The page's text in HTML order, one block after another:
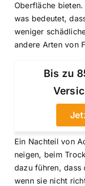
Oberfläche
was bedeutet,
weniger
andere Arten von
Bis zu
Ein Nachteil von
neigen, beim
dazu führen, dass
wenn sie nicht